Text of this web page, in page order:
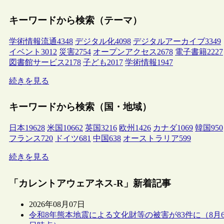
キーワードから検索（テーマ）
学術情報流通4348 デジタル化4098 デジタルアーカイブ3349
イベント 3012 災害2754 オープンアクセス2678 電子書籍2227
図書館サービス2178 子ども2017 学術情報1947
続きを見る
キーワードから検索（国・地域）
日本19628 米国 10662 英国3216 欧州 1426 カナダ1069 韓国950
フランス720 ドイツ681 中国638 オーストラリア599
続きを見る
「カレントアウェアネス-R」新着記事
2026年08月07日
令和8年熊本地震による文化財等の被害が83件に（8月